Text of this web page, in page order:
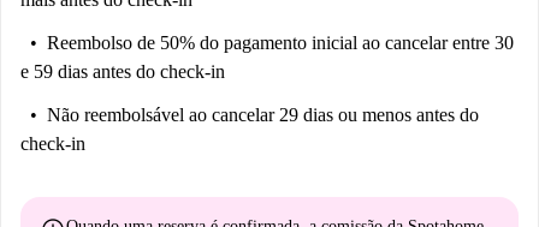
Reembolso de 50% do pagamento inicial ao cancelar entre 30
e 59 dias antes do check-in
Não reembolsável ao cancelar 29 dias ou menos antes do
check-in